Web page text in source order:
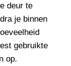
deur te
je binnen
gebruikte
op.